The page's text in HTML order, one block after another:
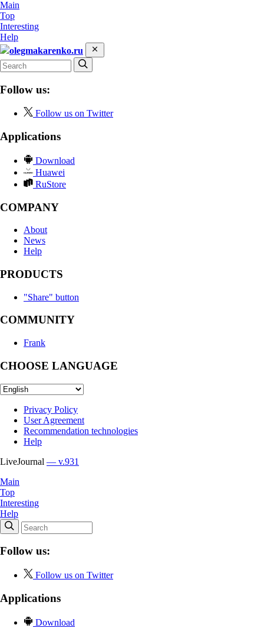
Main
Top
Interesting
Help
olegmakarenko.ru
Follow us:
Follow us on Twitter
Applications
Download
Huawei
RuStore
COMPANY
About
News
Help
PRODUCTS
"Share" button
COMMUNITY
Frank
CHOOSE LANGUAGE
Privacy Policy
User Agreement
Recommendation technologies
Help
LiveJournal — v.931
Main
Top
Interesting
Help
Follow us:
Follow us on Twitter
Applications
Download